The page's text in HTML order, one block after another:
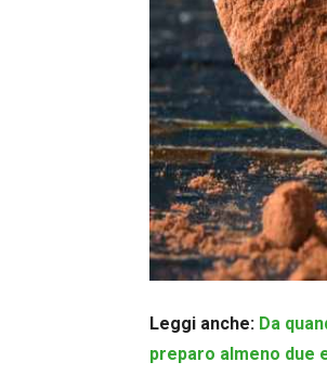
Leggi anche: Da
preparo almeno due